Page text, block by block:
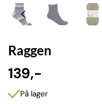
Raggen
139,-
På lager